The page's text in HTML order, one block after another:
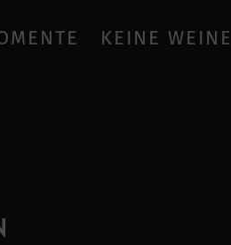
KEINE WEINE